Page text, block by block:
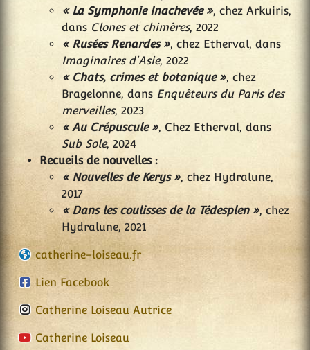
« La Symphonie Inachevée », chez Arkuiris,
dans Clones et chimères, 2022
« Rusées Renardes », chez Etherval, dans
Imaginaires d'Asie, 2022
« Chats, crimes et botanique », chez
Bragelonne, dans Enquêteurs du Paris des
merveilles, 2023
« Au Crépuscule », Chez Etherval, dans
Sub Sole, 2024
Recueils de nouvelles :
« Nouvelles de Kerys », chez Hydralune,
2017
« Dans les coulisses de la Tédesplen », chez
Hydralune, 2021
catherine-loiseau.fr
Lien Facebook
Catherine Loiseau Autrice
Catherine Loiseau